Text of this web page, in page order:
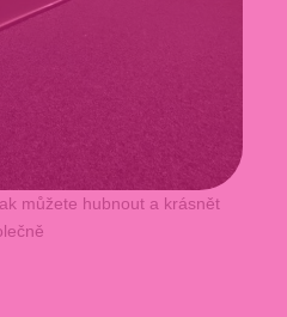
můžete hubnout a krásnět